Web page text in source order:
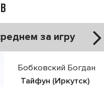
за игру
Бобковский Богдан
Тайфун (Иркутск)